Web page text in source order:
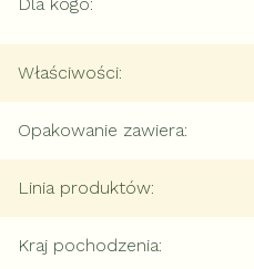
Właściwości:
Opakowanie zawiera:
Linia produktów:
Kraj pochodzenia: